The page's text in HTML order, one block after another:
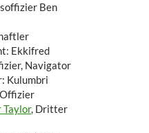
Ben
Ekkifred
Navigator
Kulumbri
Taylor, Dritter